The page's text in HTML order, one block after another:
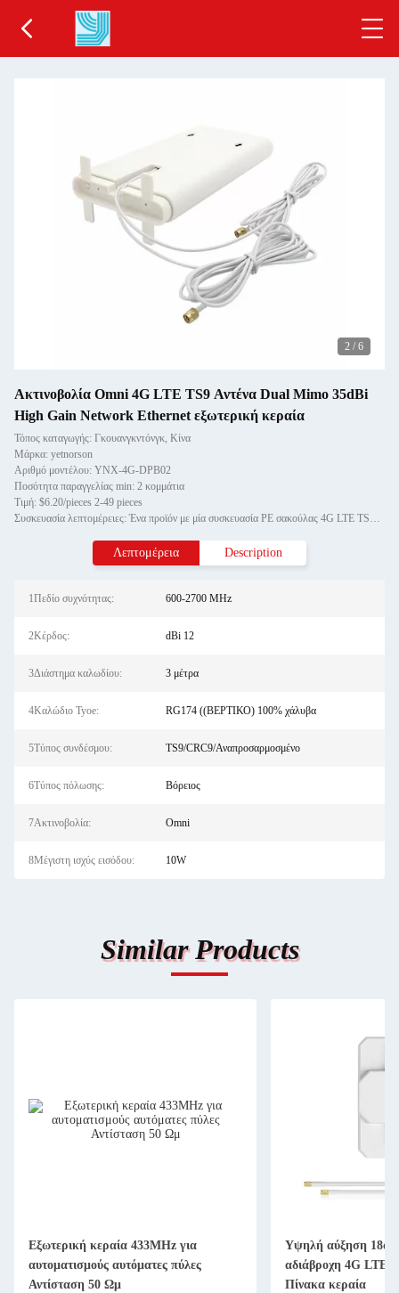
2 / 6
Ακτινοβολία Omni 4G LTE TS9 Αντένα Dual Mimo 35dBi
High Gain Network Ethernet εξωτερική κεραία
Τόπος καταγωγής: Γκουανγκντόνγκ, Κίνα
Μάρκα: yetnorson
Αριθμό μοντέλου: ΥΝX-4G-DPB02
Ποσότητα παραγγελίας min: 2 κομμάτια
Τιμή: $6.20/pieces 2-49 pieces
Συσκευασία λεπτομέρειες: Ένα προϊόν με μία συσκευασία PE σακούλας 4G LTE TS9 Αντένα Dual Mimo 35dBi High Gain Network Etherne
Λεπτομέρεια Description
1Πεδίο συχνότητας: 600-2700 MHz
2Κέρδος: dBi 12
3Διάστημα καλωδίου: 3 μέτρα
4Καλώδιο Tyoe: RG174 ((ΒΕΡΤΙΚΟ) 100% χάλυβα
5Τύπος συνδέσμου: TS9/CRC9/Αναπροσαρμοσμένο
6Τύπος πόλωσης: Βόρειος
7Ακτινοβολία: Omni
8Μέγιστη ισχύς εισόδου: 10W
Similar Products
Εξωτερική κεραία 433MHz για
αυτοματισμούς αυτόματες πύλες
Αντίσταση 50 Ωμ
Υψηλή αύξηση 18dbi
αδιάβροχη 4G LTE
Πίνακα κεραία